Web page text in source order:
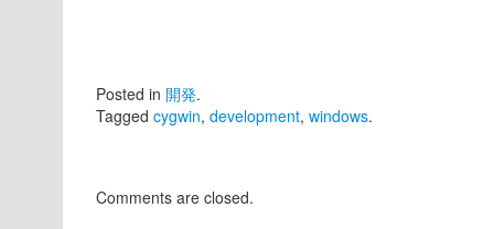
Posted in 開発.
Tagged cygwin, development, windows.
Comments are closed.